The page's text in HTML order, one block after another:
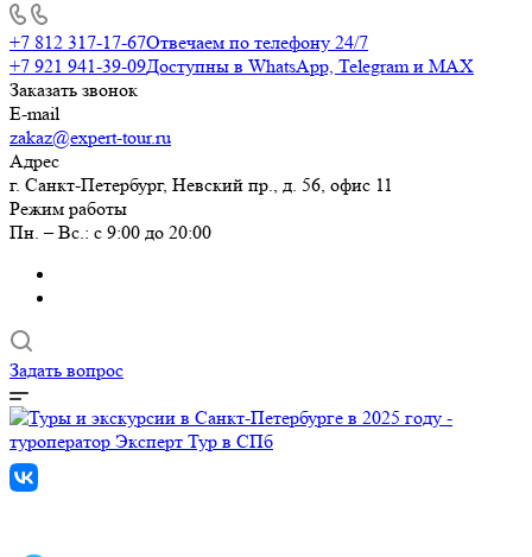
+7 812 317-17-67Отвечаем по телефону 24/7
+7 921 941-39-09Доступны в WhatsApp, Telegram и MAX
Заказать звонок
E-mail
zakaz@expert-tour.ru
Адрес
г. Санкт-Петербург, Невский пр., д. 56, офис 11
Режим работы
Пн. – Вс.: с 9:00 до 20:00
Задать вопрос